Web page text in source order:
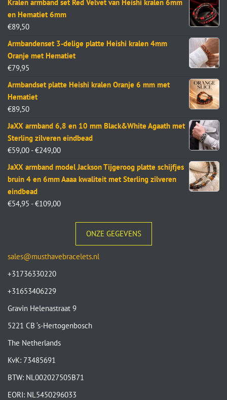
Kralen armband set Red Velvet van Heishi kralen 6mm
en Hematiet 6mm
€89,50
Armbandenset 3-delige platte Heishi kralen 4mm
Oranje met Hematiet
€79,95
Armbandset platte Heishi kralen Oranje 6 mm met
Hematiet
€89,50
JaXX armband 6,8 en 10 mm Black&White Agaath met
Sterling zilveren eindbead
€59,00 - €249,00
JaXX armband model Jackson Tijgeroog platte schijfjes
bruin 4 en 6mm Aaaa kwaliteit met Sterling zilveren
eindbead
€54,95 - €109,00
ONZE GEGEVENS
sales@musthavebracelets.nl
+31736330220
+31653406229
Gravin Helenastraat 9
5221 CB ‘s-Hertogenbosch
The Netherlands
KvK: 73485691
BTW: NL002027505B71
EORI: NL5450296033